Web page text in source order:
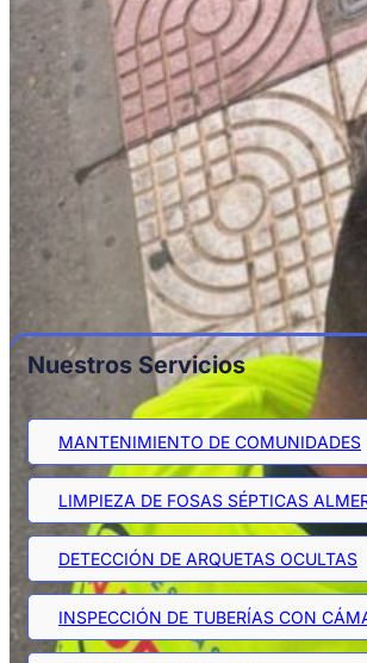
Nuestros Servicios
MANTENIMIENTO DE COMUNIDADES
LIMPIEZA DE FOSAS SÉPTICAS
DETECCIÓN DE ARQUETAS OCULTAS
INSPECCIÓN DE TUBERÍAS CON